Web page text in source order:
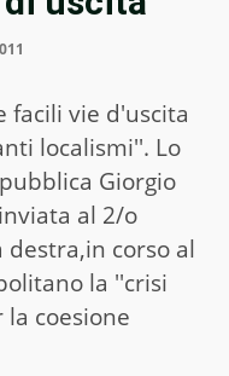
facili vie d'uscita
localismi''. Lo
Giorgio
al 2/o
destra,in corso al
la ''crisi
coesione